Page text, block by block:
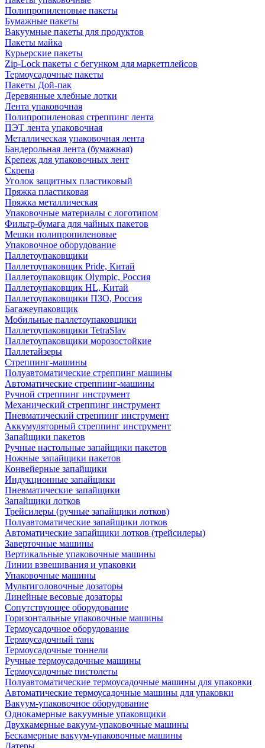
Полипропиленовые пакеты
Бумажные пакеты
Вакуумные пакеты для продуктов
Пакеты майка
Курьерские пакеты
Zip-Lock пакеты с бегунком для маркетплейсов
Термоусадочные пакеты
Пакеты Дой-пак
Деревянные хлебные лотки
Лента упаковочная
Полипропиленовая стреппинг лента
ПЭТ лента упаковочная
Металлическая упаковочная лента
Бандерольная лента (бумажная)
Крепеж для упаковочных лент
Скрепа
Уголок защитных пластиковый
Пряжка пластиковая
Пряжка металлическая
Упаковочные материалы с логотипом
Фильтр-бумага для чайных пакетов
Мешки полипропиленовые
Упаковочное оборудование
Паллетоупаковщики
Паллетоупаковщик Pride, Китай
Паллетоупаковщик Olympic, Россия
Паллетоупаковщик HL, Китай
Паллетоупаковщики ПЗО, Россия
Багажеупаковщик
Мобильные паллетоупаковщики
Паллетоупаковщики TetraSlav
Паллетоупаковщики морозостойкие
Паллетайзеры
Стреппинг-машины
Полуавтоматические стреппинг машины
Автоматические стреппинг-машины
Ручной стреппинг инструмент
Механический стреппинг инструмент
Пневматический стреппинг инструмент
Аккумуляторный стреппинг инструмент
Запайщики пакетов
Ручные настольные запайщики пакетов
Ножные запайщики пакетов
Конвейерные запайщики
Индукционные запайщики
Пневматические запайщики
Запайщики лотков
Трейсилеры (ручные запайщики лотков)
Полуавтоматические запайщики лотков
Автоматические запайщики лотков (трейсилеры)
Заверточные машины
Вертикальные упаковочные машины
Линии взвешивания и упаковки
Упаковочные машины
Мультиголовочные дозаторы
Линейные весовые дозаторы
Сопутствующее оборудование
Горизонтальные упаковочные машины
Термоусадочное оборудование
Термоусадочный танк
Термоусадочные тоннели
Ручные термоусадочные машины
Термоусадочные пистолеты
Полуавтоматические термоусадочные машины для упаковки
Автоматические термоусадочные машины для упаковки
Вакуум-упаковочное оборудование
Однокамерные вакуумные упаковщики
Двухкамерные вакуум-упаковочные машины
Бескамерные вакуум-упаковочные машины
Датеры